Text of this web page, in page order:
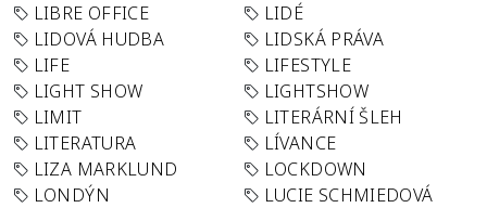
LIBRE OFFICE
LIDÉ
LIDOVÁ HUDBA
LIDSKÁ PRÁVA
LIFE
LIFESTYLE
LIGHT SHOW
LIGHTSHOW
LIMIT
LITERÁRNÍ ŠLEH
LITERATURA
LÍVANCE
LIZA MARKLUND
LOCKDOWN
LONDÝN
LUCIE SCHMIEDOVÁ